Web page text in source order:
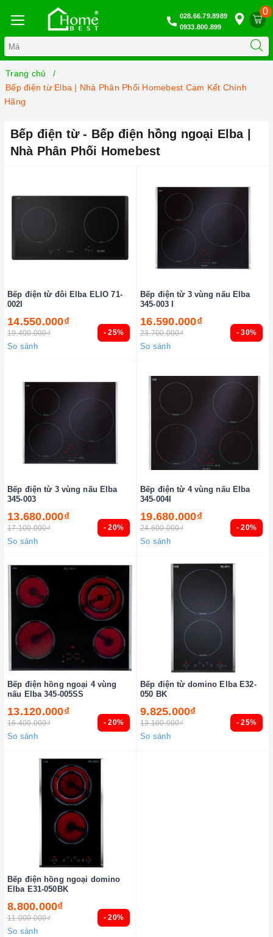
0
028.66.79.8989
0933.800.899
Trang chủ
Bếp điện từ Elba | Nhà Phân Phối Homebest Cam Kết Chính
Hãng
Bếp điện từ - Bếp điện hồng ngoại Elba |
Nhà Phân Phối Homebest
- 25%
Bếp điện từ đôi Elba ELIO 71-
002I
14.550.000₫
19.400.000₫
So sánh
- 30%
Bếp điện từ 3 vùng nấu Elba
345-003 I
16.590.000₫
23.700.000₫
So sánh
- 20%
Bếp điện từ 3 vùng nấu Elba
345-003
13.680.000₫
17.100.000₫
So sánh
- 20%
Bếp điện từ 4 vùng nấu Elba
345-004I
19.680.000₫
24.600.000₫
So sánh
- 20%
Bếp điện hồng ngoại 4 vùng
nấu Elba 345-005SS
13.120.000₫
16.400.000₫
So sánh
- 25%
Bếp điện từ domino Elba E32-
050 BK
9.825.000₫
13.100.000₫
So sánh
- 20%
Bếp điện hồng ngoại domino
Elba E31-050BK
8.800.000₫
11.000.000₫
So sánh